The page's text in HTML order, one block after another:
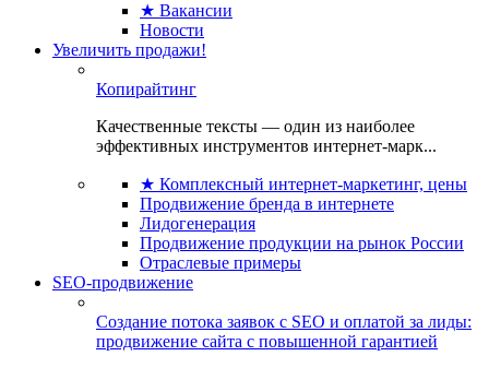
★ Вакансии
Новости
Увеличить продажи!
Копирайтинг
Качественные тексты — один из наиболее
эффективных инструментов интернет-марк...
★ Комплексный интернет-маркетинг, цены
Продвижение бренда в интернете
Лидогенерация
Продвижение продукции на рынок России
Отраслевые примеры
SEO-продвижение
Создание потока заявок с SEO и оплатой за лиды:
продвижение сайта с повышенной гарантией